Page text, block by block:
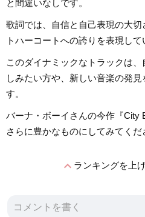
と間違いなしです。
歌詞では、自信と自己表現の大
トハーコートへの誇りを表現して
このダイナミックなトラックは
しみたい方や、新しい音楽の発
す。
バーナ・ボーイさんの今作『City
さらに豊かなものにしてみてくだ
expand_lessランキングを上